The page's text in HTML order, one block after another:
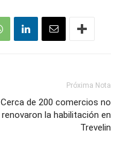
Próxima Nota
Cerca de 200 comercios no
renovaron la habilitación en
Trevelin